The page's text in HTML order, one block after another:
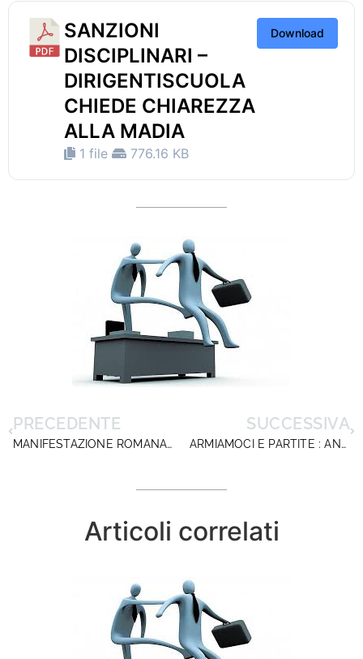
SANZIONI
DISCIPLINARI –
DIRIGENTISCUOLA
CHIEDE CHIAREZZA
ALLA MADIA
1 file 776.16 KB
Download
PRECEDENTE
MANIFESTAZIONE ROMANA PER LA PEREQUAZIONE DELLA DIRIGENZA SCOLASTICA
SUCCESSIVA
ARMIAMOCI E PARTITE : ANP SCATENA LA GUERRA CONTRO LA PROPRIA POLITICA.
Articoli correlati